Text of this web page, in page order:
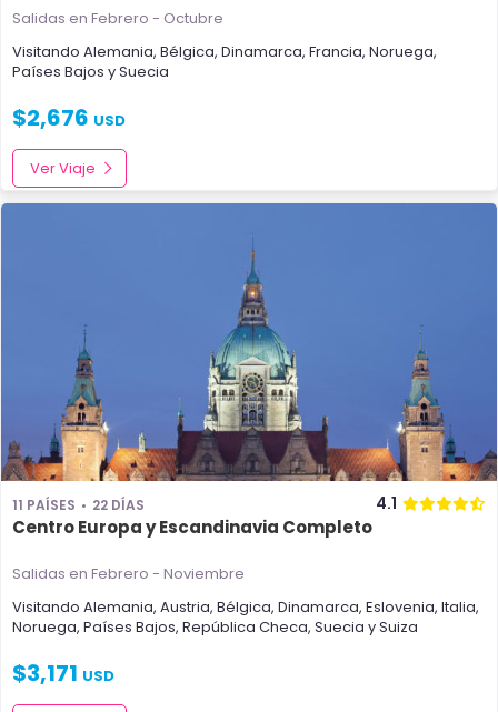
Salidas en Febrero - Octubre
Visitando Alemania, Bélgica, Dinamarca, Francia, Noruega,
Países Bajos ySuecia
$2,676 USD
Ver Viaje
11 PAÍSES 22 DÍAS 4.1
Centro Europa y Escandinavia Completo
Salidas en Febrero - Noviembre
Visitando Alemania, Austria, Bélgica, Dinamarca, Eslovenia, Italia,
Noruega, Países Bajos, República Checa, Suecia ySuiza
$3,171 USD